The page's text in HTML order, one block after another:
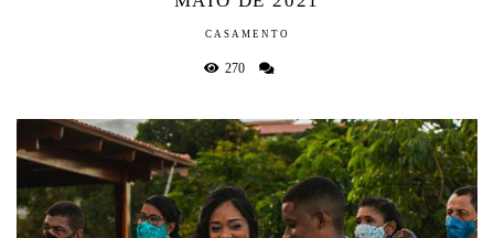
CASAMENTO
270